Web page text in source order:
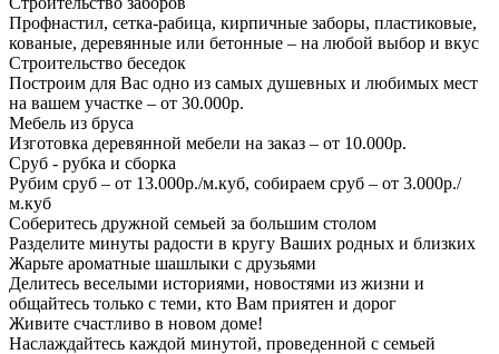
Профнастил, сетка-рабица, кирпичные заборы, пластиковые,
кованые, деревянные или бетонные – на любой выбор и вкус
Строительство беседок
Построим для Вас одно из самых душевных и любимых мест
на вашем участке – от 30.000р.
Мебель из бруса
Изготовка деревянной мебели на заказ – от 10.000р.
Сруб - рубка и сборка
Рубим сруб – от 13.000р./м.куб, собираем сруб – от 3.000р./
м.куб
Соберитесь дружной семьей за большим столом
Разделите минуты радости в кругу Ваших родных и близких
Жарьте ароматные шашлыки с друзьями
Делитесь веселыми историями, новостями из жизни и
общайтесь только с теми, кто Вам приятен и дорог
Живите счастливо в новом доме!
Наслаждайтесь каждой минутой, проведенной с семьей